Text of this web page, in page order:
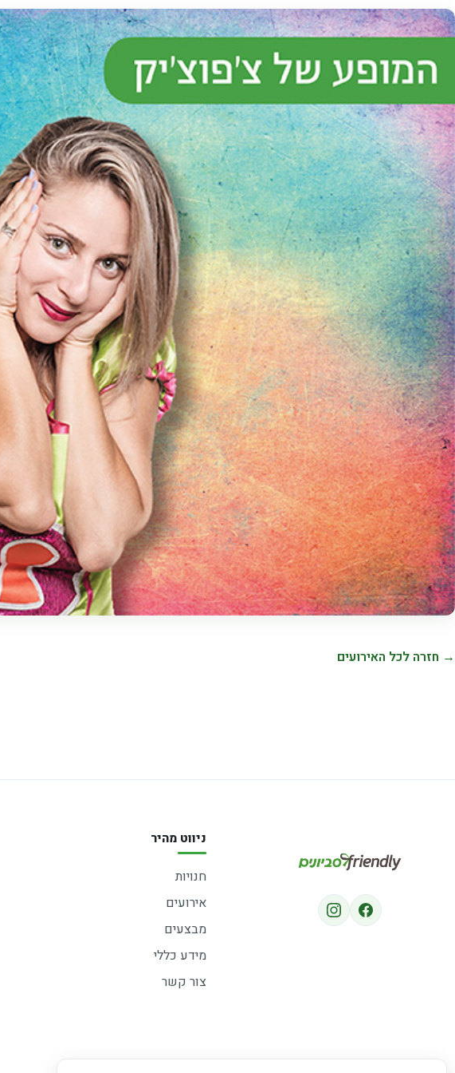
→ חזרה לכל האירועים
ניווט מהיר
חנויות
אירועים
מבצעים
מידע כללי
צור קשר